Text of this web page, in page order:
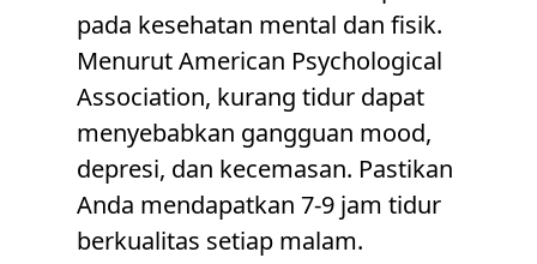
pada kesehatan mental dan fisik.
Menurut American Psychological
Association, kurang tidur dapat
menyebabkan gangguan mood,
depresi, dan kecemasan. Pastikan
Anda mendapatkan 7-9 jam tidur
berkualitas setiap malam.